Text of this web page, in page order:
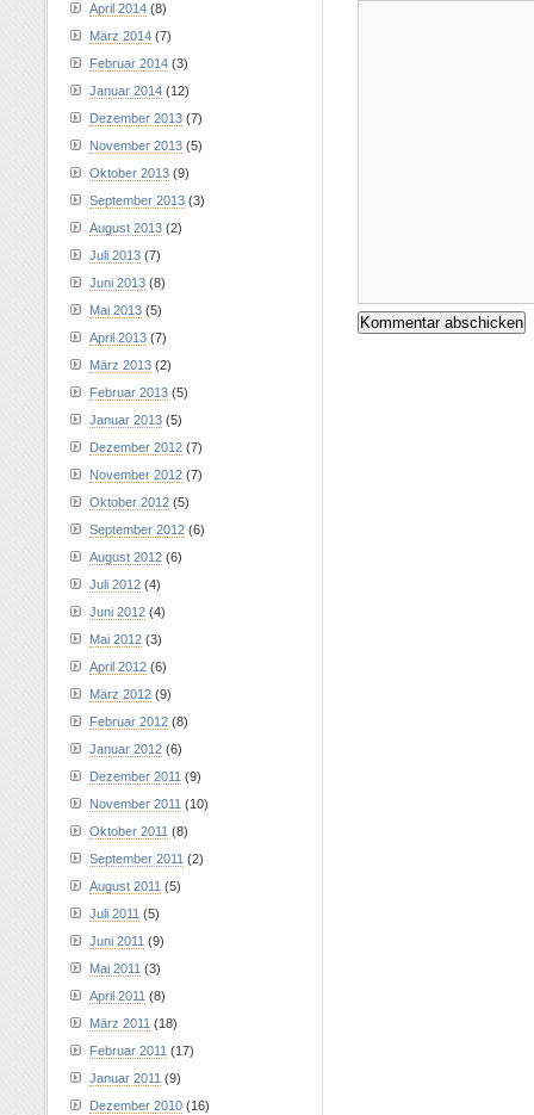
April 2014 (8)
März 2014 (7)
Februar 2014 (3)
Januar 2014 (12)
Dezember 2013 (7)
November 2013 (5)
Oktober 2013 (9)
September 2013 (3)
August 2013 (2)
Juli 2013 (7)
Juni 2013 (8)
Mai 2013 (5)
April 2013 (7)
März 2013 (2)
Februar 2013 (5)
Januar 2013 (5)
Dezember 2012 (7)
November 2012 (7)
Oktober 2012 (5)
September 2012 (6)
August 2012 (6)
Juli 2012 (4)
Juni 2012 (4)
Mai 2012 (3)
April 2012 (6)
März 2012 (9)
Februar 2012 (8)
Januar 2012 (6)
Dezember 2011 (9)
November 2011 (10)
Oktober 2011 (8)
September 2011 (2)
August 2011 (5)
Juli 2011 (5)
Juni 2011 (9)
Mai 2011 (3)
April 2011 (8)
März 2011 (18)
Februar 2011 (17)
Januar 2011 (9)
Dezember 2010 (16)